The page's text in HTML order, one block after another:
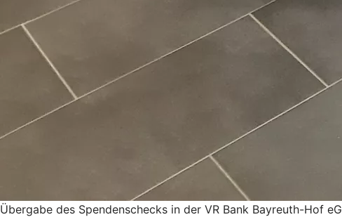
Übergabe des Spendenschecks in der VR Bank Bayreuth-Hof eG